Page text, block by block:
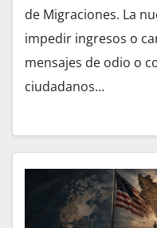
de Migraciones. La
impedir ingresos o
mensajes de odio o
ciudadanos…